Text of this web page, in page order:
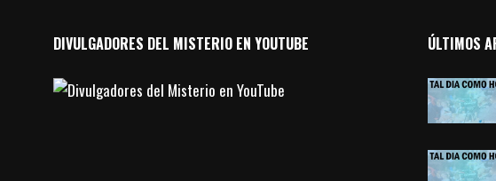
DIVULGADORES DEL MISTERIO EN YOUTUBE ÚLTIMOS